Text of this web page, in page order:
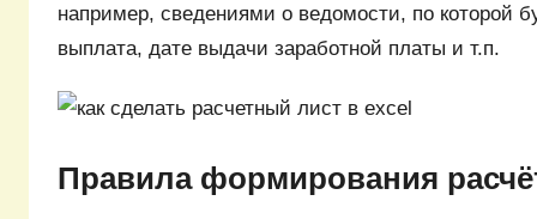
например, сведениями о ведомости, по которой
выплата, дате выдачи заработной платы и т.п.
Правила формирования